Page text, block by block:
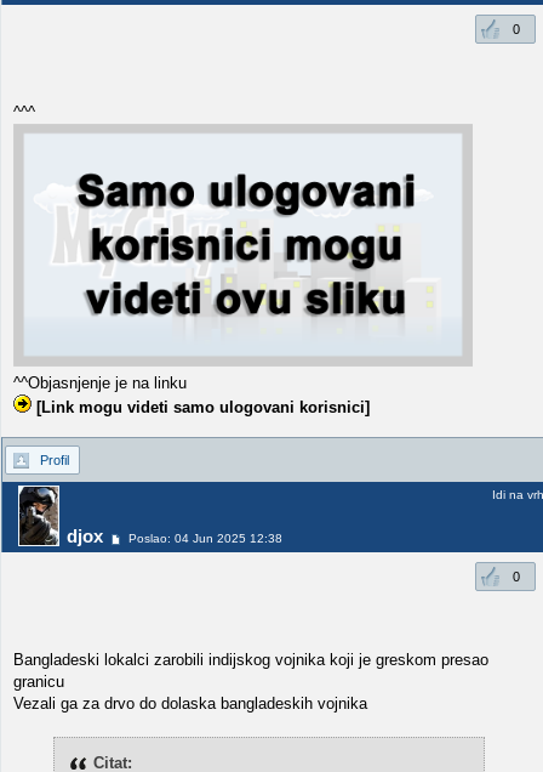
0
^^^
^^Objasnjenje je na linku
[Link mogu videti samo ulogovani korisnici]
Profil
djox Poslao: 04 Jun 2025 12:38
Idi na vrh
0
Bangladeski lokalci zarobili indijskog vojnika koji je greskom presao
granicu
Vezali ga za drvo do dolaska bangladeskih vojnika
Citat: